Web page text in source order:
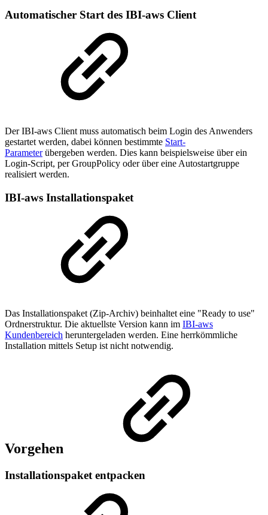
Automatischer Start des IBI-aws Client
Der IBI-aws Client muss automatisch beim Login des Anwenders
gestartet werden, dabei können bestimmte Start-
Parameter übergeben werden. Dies kann beispielsweise über ein
Login-Script, per GroupPolicy oder über eine Autostartgruppe
realisiert werden.
IBI-aws Installationspaket
Das Installationspaket (Zip-Archiv) beinhaltet eine "Ready to use"
Ordnerstruktur. Die aktuellste Version kann im IBI-aws
Kundenbereich heruntergeladen werden. Eine herrkömmliche
Installation mittels Setup ist nicht notwendig.
Vorgehen
Installationspaket entpacken